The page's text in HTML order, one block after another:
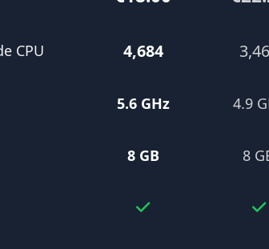
CPU 4,684
5.6 GHz 4.9
8 GB 8